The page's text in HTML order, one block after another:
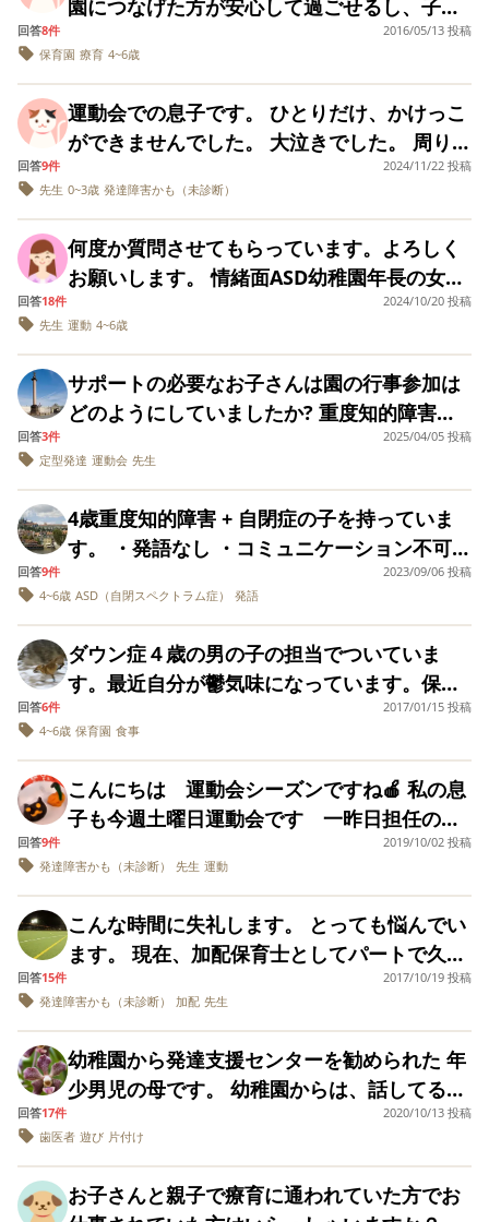
精神状態で見守っ
いました。 人に
娘にとって経験に
ったのだろうか。
味あったのかな？
気持ちが混乱して
1年になりますが
年より今年の娘は
長していることは
感としてあります
でしょうか。 皆さ
も私のように心の
かではハラハラし
り、落ち込んだり
うにして乗り越え
いかれたかよろし
れば教えていただ
たいです。
されダンスに参加していました。 次に障害物
競走ですが、抱っこさせてくれず脇を抱えて
なんとか移動させながらひとつも障害を自分
でやることなく、脇を抱えながらゴール。最
初から最後まで何もやってないのはうちの子
気な姿に元通り。おちゃらけたセリフを言い
場では子供の嫌だという気持ちに寄り添い、
なんとか平静を装い家まで帰りましたが、後
から情けなく、自分がしてきた育児を否定さ
れたように感じました。 周りの観覧の保護者
さんからの視線も痛く、つらかったです。 前
から発達について不安に思っていたので社会
福祉センターの方に相談している段階です。
いろんな質問箱を見ましたが、成長された成
功談を見ていてもうちの子がそうなれると思
えません。ある程度年齢を経ても変わらずで
きなかった方いらっしゃいますか？ また、運
動会を機に発達障害の相談をされた方いらっ
り、ほかの親御さんとお話しするのも怖いで
す。 なにかアドバイスをお願いします。
の状況は、良い状態かなと思っていました。
来週の半ばから、勤務ですが、先生に、娘に
疲れも出ているようですし、お休みの間は、
半日でお迎えに来たり、娘もお休みしても良
いかなと思いますよ。と言われました。 それ
で、何となく、保育園の様子を聞きました。
分かってはいましたが、最近、どうしても手
が出るようです。 先生が、そうやって言うと
いうことは、園に苦情がいっているのでしょ
うか？ もしくは、単に、仕事してない間は、
無理に預けなくても。といったことでしょう
は、保護者会です。 本当に本当に気が重いで
すが、行って、謝罪しようと思います。そし
て、特性について話そうと思います。障害な
んだから、許してとは思っていません。理解
もしてもらえるかは分かりません。 ただ、こ
のままでは、不信感しかないだろうと思うの
で。 同じ経験がある方、何か、アドバイス
園につなげた方が安心して過ごせるし、子ど
もも伸びると思われる子がいます。（少しで
もきになる子は療育園のが確実にのびます
るので、母親支援も頑張られていたようです
が、つなげられなかったと悔やんでいまし
た。毎月懇談もされていました。今年度の担
任は「療育行くべきだけど、お母さんがわか
ってないしやる気がないから、私も関わる気
ない。」と、なげやり（担任は療育未経
などを準備して、集団の中でも安心してスキ
ルがみにつけられるように工夫しています
が、保育園という集団生活の中では、その子
のペースで取り組みやすい環境を整えて自ら
動けるようにする支援がやりずらい。どうし
行かせる感じで集団の中での活動になってし
まいます。療育園にいけば、子供も安心して
過ごせるし、この子ももっと伸びるのに！と
口惜しいです。 愚痴っぽくなってすみませ
ん。どのようにして関係機関と繋げられるで
しょう？医師にもかかっていませんが、知的
もあると思います。おかあさんは言語理解の
ない子供に質問して、出した音声を「この子
はこうしたいと言っています。」と笑顔でい
で、私に何ができるでしょう？他に担当の子
３人と、加配対象じゃないけど配慮のいる子
もいる状況です。
回答8件
2016/05/13 投稿
保育園 療育 4~6歳
運動会での息子です。 ひとりだけ、かけっこ
ができませんでした。 大泣きでした。 周りの
子はみんな上手にできていたのにうちだけ…
始まる前からぐずぐずしていたのですが、 先
しくて落ち込んでいます。 どうしてうちだ
け、、そんな気持ちです😢 どう対応してあげ
れば良いのでしょうか。
回答9件
2024/11/22 投稿
先生 0~3歳 発達障害かも（未診断）
何度か質問させてもらっています。よろしく
お願いします。 情緒面ASD幼稚園年長の女の
子がいます。 運動会がありました。 今年は練
習にも参加していて昨年のときよりは、ぐっ
学年全体での運動会でしたので、 本番は見ら
れる人数も多いし、不安も大きくなるだろう
と予測していました。 全体リハーサルから、
不安が募っていて参加できなくなりましたが
本番の雰囲気やお友達を応援するだけでも、
見ることだけでも経験になるだろうと先生と
話し合って当日行きました。 何か1つでも、
参加できるかもしれないという淡い希望も抱
きつつ。 園児席で座って見てただけ頑張った
と思いました。 それでも、私は頭ではそうや
って娘の頑張りを受け止めているようで、実
際には他の園児の姿を見て隠れて泣けてしま
目のときには、 先生からは練習ではできてる
けど、本番では難しいかもしれないと言われ
てたのですが一番頑張っていた競技だったの
で胸にくるものがありました。正直辛かった
です。 どんと構えてと、これが今の娘の成長
段階なのだと、そう受け止めようとしている
のに、このような行事になると苦しくなりま
先生と行き友達が走り終わるまでその場にい
ありました。 よくやったと思う反面、私もギ
リギリの精神状態で見守っていました。 人に
見られることに大きな不安をもつ娘ですが、
行事を見るだけでも娘にとって経験になった
のだろうか。意味あったのかな？と気持ちが
回答18件
2024/10/20 投稿
先生 運動 4~6歳
サポートの必要なお子さんは園の行事参加は
どのようにしていましたか? 重度知的障害の
年長娘です。この春から保育園の年長にあが
り、年長のみの行事が増えます。それに当た
合わせすることになりました。一番直近のイ
ベントは登山です。現在小学生の娘（定型発
達）もいて、当時の話を聞いたら、岩の間を
通ったなど、年長娘には難しいのではと印象
を持ちました。年長娘は、平地なら2.5キロ先
生と手をつないで歩けるぐらいの体力はあり
ます。療育施設の先生は、参加なら、荷物を
減らすのが必須なのではとご意見いただきま
した。 直近の登山以外にも、民間のスイミン
グスクールのプールをお借りしてのスイミン
グ、秋登山、運動会のリレーなど、今までよ
り難易度がグッと上がるため、参加しないと
今までの運動会や発表会では、事前練習では
機嫌悪かったけど、本番では先生のサポート
つきで自分ができる範囲でやるという感じで
参加してました。 園のほうでも色々考えてく
れるようですが、他のサポートが必要なお子
さんはどのようにしていたか参考にした上
で、考えたいので、教えていただければあり
回答3件
2025/04/05 投稿
定型発達 運動会 先生
4歳重度知的障害 + 自閉症の子を持っていま
す。 ・発語なし ・コミュニケーション不可
・名前を呼んでも振り返らない ・奇声、癇癪
有 ・衣食住全介助必要 正直な話この子に可能
しになる未来しか想像できないのです。成長
しない子を見ていると毎日の育児が本当に苦
痛でしょうがないのですがこの悩みとどう向
き合えばよいでしょうか？何かしらマインド
セットを変えることは可能なのでしょうか？
経験者の方是非助言をお願いします。
回答9件
2023/09/06 投稿
4~6歳 ASD（自閉スペクトラム症） 発語
ダウン症４歳の男の子の担当でついていま
す。最近自分が鬱気味になっています。保育
士として情けない思いで誰にも相談出来ずに
います。その子は１日の起きてる時間をほぼ
す。月曜から土曜迄休みなく毎日来ます。10
時間位居るので職員よりも長く居ることにな
ります。私は職場に行くのさえ辛くその子を
見たり、声を聞いたり保護者を見ると嫌悪感
を感じ辛いときはトイレで涙が出るときもあ
ります。もちろん他の職員にももちろん保護
者にも対応するときは笑顔で自分の感情を悟
られないように頑張っています。が最近限界
です。原因はやはり思うような発達の成果が
見られないからです。１年間やって来ました
が何一つズボン１つ履けません。トイレもこ
ちらが下ろさないと排尿さえ出来ません。話
で立つことはもちろんこちらの言うことは理
解できないのです。洋服の着脱も手洗いも食
回答6件
2017/01/15 投稿
4~6歳 保育園 食事
こんにちは 運動会シーズンですね🍎 私の息
子も今週土曜日運動会です 一昨日担任の先
生から息子のかけっこ練習の時の様子につい
て話してくれました その日は二階のお遊戯室
くておもちゃなどで気を紛らわせていたそう
なのですが 早くかけっこしたくて泣き暴れ
ちゃって 自分の番になったけど機嫌を損ね
てしまって走れなかったとのことでした 外で
の練習の時は遊具で遊ばせてから走らせてる
らしいです 私もお迎えの後に用事があってす
ぐ帰らなきゃいけない時は泣いて暴れる息子
を抱きかかえたり 教室から出たタイミング
で抱っこ紐したりしてます 園庭で遊ばせてか
ら帰る時も同じような感じです ラムネを持
回答9件
2019/10/02 投稿
発達障害かも（未診断）
先生 運動
こんな時間に失礼します。 とっても悩んでい
ます。 現在、加配保育士としてパートで久し
は、3歳の男の子。 対人面を苦手とし、たく
せん。 遊びは1人遊び、もしくは平行遊び。
会話は普通にできますが、一方的に話すとこ
ろもあります。 何に悩んでいるかと言います
と、その子が先生によって、ランクづけをし
ていることです。 私には甘えられると思って
回答15件
2017/10/19 投稿
発達障害かも（未診断）
加配 先生
幼稚園から発達支援センターを勧められた 年
少男児の母です。 幼稚園からは、話してると
きに視線が合わない、 運動会やお遊戯会の練
習のとき上の空、 お友だちとふざけ始めると
としては、全く発育に心配をしていません。
回答17件
2020/10/13 投稿
歯医者 遊び 片付け
お子さんと親子で療育に通われていた方でお